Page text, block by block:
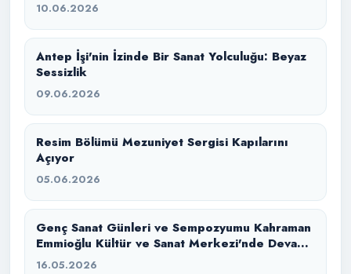
10.06.2026
Antep İşi'nin İzinde Bir Sanat Yolculuğu: Beyaz
Sessizlik
09.06.2026
Resim Bölümü Mezuniyet Sergisi Kapılarını
Açıyor
05.06.2026
Genç Sanat Günleri ve Sempozyumu Kahraman
Emmioğlu Kültür ve Sanat Merkezi'nde Devam
Ediyor
16.05.2026